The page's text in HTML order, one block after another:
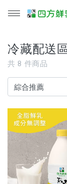
所有產品
冷藏配送區
冷凍配送區
品牌
服務/政策
冷藏配送
共 8 件商品